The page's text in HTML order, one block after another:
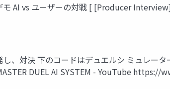
AI vs ユーザーの対戦 [ [Producer
、対決 下のコードはデュエルシ ミュレー
DUEL AI SYSTEM - YouTube